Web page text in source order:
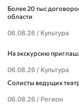
Более 20 тыс
области
06.08.26 / Культура
На экскурсию
06.08.26 / Культура
Солисты ведущих
06.08.26 / Регион